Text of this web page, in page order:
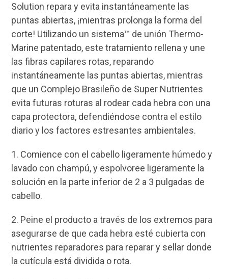
Solution repara y evita instantáneamente las
puntas abiertas, ¡mientras prolonga la forma del
corte! Utilizando un sistema™ de unión Thermo-
Marine patentado, este tratamiento rellena y une
las fibras capilares rotas, reparando
instantáneamente las puntas abiertas, mientras
que un Complejo Brasileño de Super Nutrientes
evita futuras roturas al rodear cada hebra con una
capa protectora, defendiéndose contra el estilo
diario y los factores estresantes ambientales.
1. Comience con el cabello ligeramente húmedo y
lavado con champú, y espolvoree ligeramente la
solución en la parte inferior de 2 a 3 pulgadas de
cabello.
2. Peine el producto a través de los extremos para
asegurarse de que cada hebra esté cubierta con
nutrientes reparadores para reparar y sellar donde
la cutícula está dividida o rota.